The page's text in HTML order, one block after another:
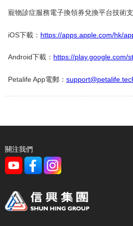
寵物診症服務電子換領券兌換平台技術支
iOS下載： https://apps.apple.com/hk/
Android下載： https://play.google.com/
Petalife App電郵：
關注我們